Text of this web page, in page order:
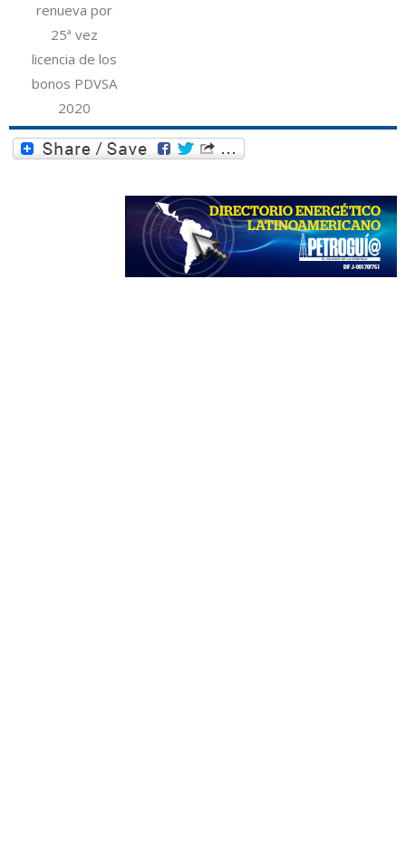
renueva por
25ª vez
licencia de los
bonos PDVSA
2020